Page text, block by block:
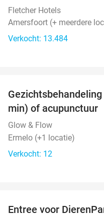
Fletcher Hotels
Amersfoort (+ meerdere
Verkocht: 13.484
TODAY
min) of acupunctuur
Glow & Flow
Ermelo (+1 locatie)
Verkocht: 12
Entree voor